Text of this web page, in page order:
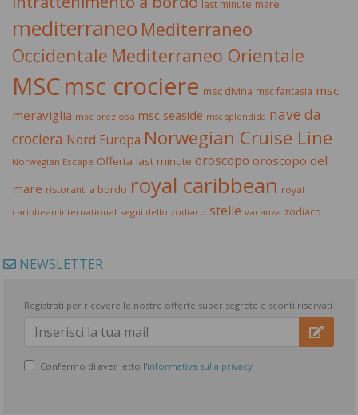
last minute mare
mediterraneo Mediterraneo
Occidentale Mediterraneo Orientale
MSCmsc crociere msc divina msc fantasia msc
meraviglia msc preziosa msc seaside msc splendida nave da
crociera Nord Europa Norwegian Cruise Line
Norwegian Escape Offerta last minute oroscopo oroscopo del
mare ristoranti a bordo royal caribbean royal
caribbean international segni dello zodiaco stelle vacanza zodiaco
NEWSLETTER
Registrati per ricevere le nostre offerte super segrete e sconti riservati
Confermo di aver letto l'informativa sulla privacy